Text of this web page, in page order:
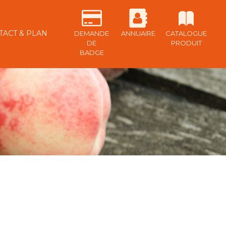
& PLAN
DEMANDE
DE
BADGE
ANNUAIRE
CATALOGUE
PRODUIT